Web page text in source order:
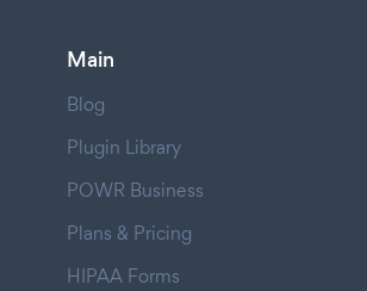
Main
Blog
Plugin Library
POWR Business
Plans & Pricing
HIPAA Forms